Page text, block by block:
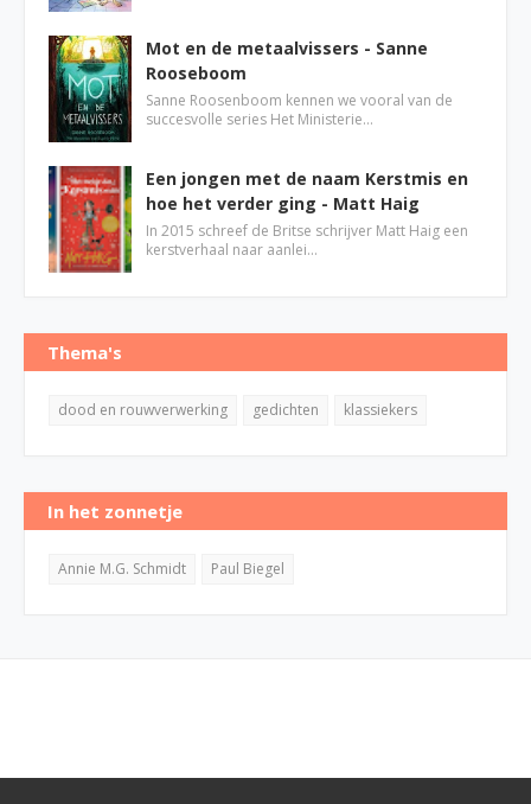
Mot en de metaalvissers - Sanne
Rooseboom
Sanne Roosenboom kennen we vooral van de
succesvolle series Het Ministerie…
Een jongen met de naam Kerstmis en
hoe het verder ging - Matt Haig
In 2015 schreef de Britse schrijver Matt Haig een
kerstverhaal naar aanlei…
Thema's
dood en rouwverwerking gedichten klassiekers
In het zonnetje
Annie M.G. Schmidt Paul Biegel